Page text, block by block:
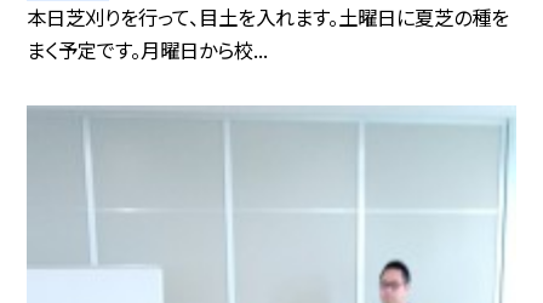
本日芝刈りを行って、目土を入れます。土曜日に夏芝の種を
まく予定です。月曜日から校...